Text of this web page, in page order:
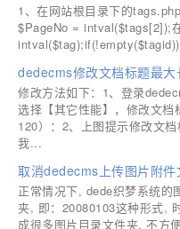
1、在网站根目录下的
$PageNo = intval($tags[2]);
dedecms修改文档标题最大
修改方法如下：1、登录
选择【其它性能】，修改文
120）：2、上图提示修改文
我...
取消dedecms上传图片附
正常情况下, dede织梦系统的
夹, 即：20080103这种形式,
成很多图片目录文件夹, 不方